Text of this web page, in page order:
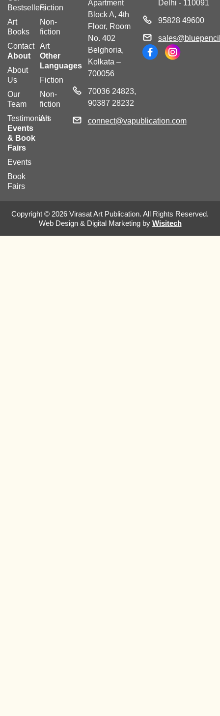
Bestsellers
Art
Books
Contact
About
About
Us
Our
Team
Testimonials
Events
& Book
Fairs
Events
Book
Fairs
Fiction
Non-
fiction
Art
Other
Languages
Fiction
Non-
fiction
Art
Apartment
Block A, 4th
Floor, Room
No. 402
Belghoria,
Kolkata –
700056
70036 24823,
90387 28232
connect@vapublication.com
Delhi - 110091
95828 49600
Copyright © 2026 Virasat Art Publication. All Rights Reserved.
Web Design & Digital Marketing by Wisitech